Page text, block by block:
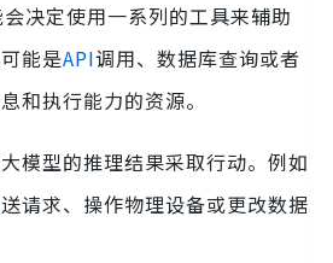
决定使用一系列的工具来辅助
能是API调用、数据库查询或者
和执行能力的资源。
模型的推理结果采取行动。例如
请求、操作物理设备或更改数据